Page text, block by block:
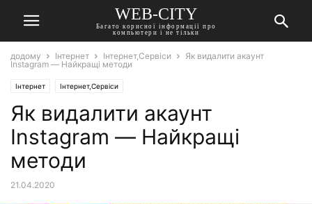
WEB-CITY
Багато корисної інформації про
компьютери і не тільки
додому Інтернет Інтернет,Сервіси
Як видалити акаунт
Instagram — Найкращі методи
Інтернет Інтернет,Сервіси
Як видалити акаунт
Instagram — Найкращі
методи
21.04.2020